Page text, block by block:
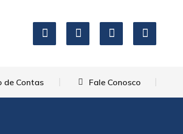
de Contas Fale Conosco